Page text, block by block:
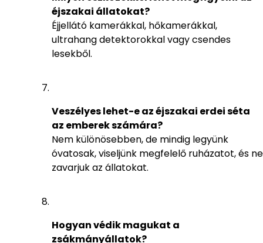
éjszakai állatokat?
Éjjellátó kamerákkal, hőkamerákkal,
ultrahang detektorokkal vagy csendes
lesekből.
Veszélyes lehet-e az éjszakai erdei séta
az emberek számára?
Nem különösebben, de mindig legyünk
óvatosak, viseljünk megfelelő ruházatot, és ne
zavarjuk az állatokat.
Hogyan védik magukat a
zsákmányállatok?